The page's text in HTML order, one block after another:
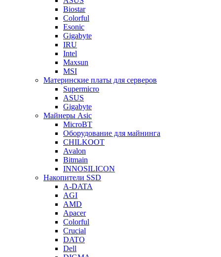
Biostar
Colorful
Esonic
Gigabyte
IRU
Intel
Maxsun
MSI
Материнские платы для серверов
Supermicro
ASUS
Gigabyte
Майнеры Asic
MicroBT
Оборудование для майнинга
CHILKOOT
Avalon
Bitmain
INNOSILICON
Накопители SSD
A-DATA
AGI
AMD
Apacer
Colorful
Crucial
DATO
Dell